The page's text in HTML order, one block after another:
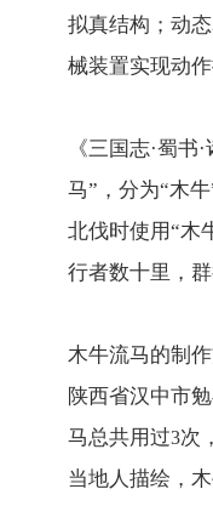
拟真结构；动
械装置实现动作
《三国志·蜀
马”，分为“木
北伐时使用“木
行者数十里，
木牛流马的制
陕西省汉中市
马总共用过3次
当地人描绘，